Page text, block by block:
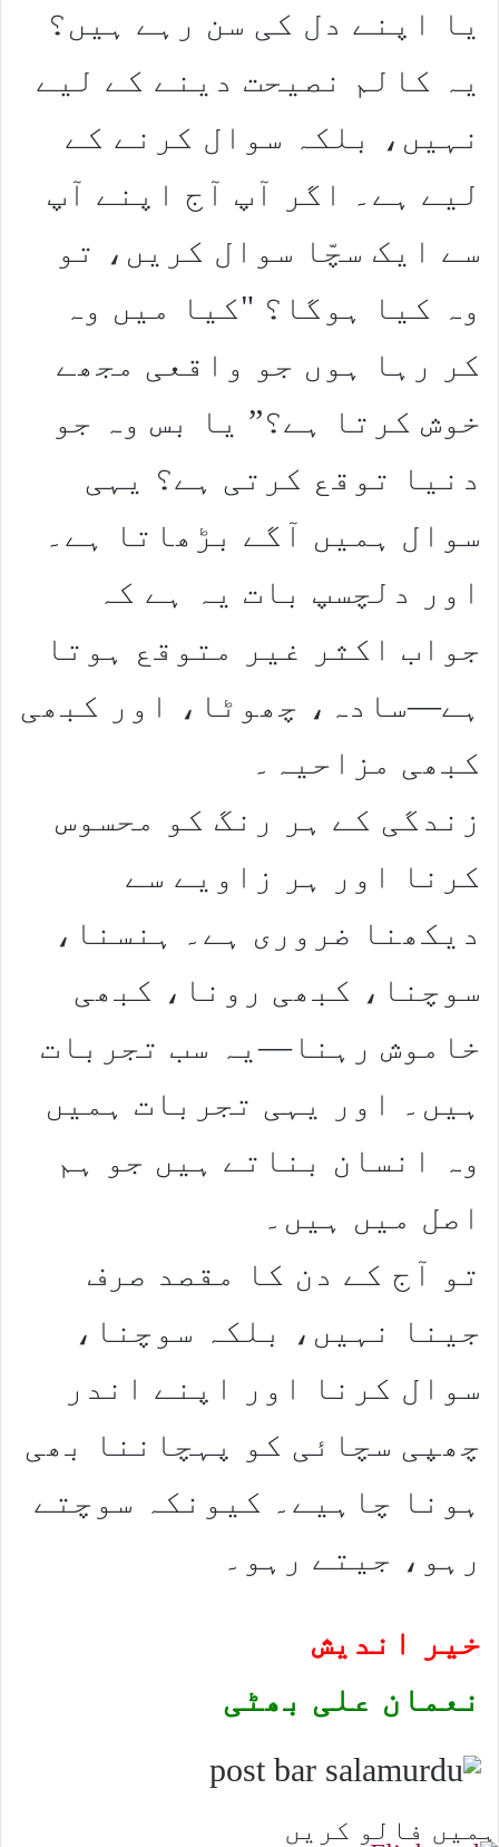
یا اپنے دل کی سن رہے ہیں؟
یہ کالم نصیحت دینے کے لیے
نہیں، بلکہ سوال کرنے کے
لیے ہے۔ اگر آپ آج اپنے آپ
سے ایک سچّا سوال کریں، تو
وہ کیا ہوگا؟ "کیا میں وہ
کر رہا ہوں جو واقعی مجھے
خوش کرتا ہے؟” یا بس وہ جو
دنیا توقع کرتی ہے؟ یہی
سوال ہمیں آگے بڑھاتا ہے۔
اور دلچسپ بات یہ ہے کہ
جواب اکثر غیر متوقع ہوتا
ہے—سادہ، چھوٹا، اور کبھی
کبھی مزاحیہ۔
زندگی کے ہر رنگ کو محسوس
کرنا اور ہر زاویے سے
دیکھنا ضروری ہے۔ ہنسنا،
سوچنا، کبھی رونا، کبھی
خاموش رہنا—یہ سب تجربات
ہیں۔ اور یہی تجربات ہمیں
وہ انسان بناتے ہیں جو ہم
اصل میں ہیں۔
تو آج کے دن کا مقصد صرف
جینا نہیں، بلکہ سوچنا،
سوال کرنا اور اپنے اندر
چھپی سچائی کو پہچاننا بھی
ہونا چاہیے۔ کیونکہ سوچتے
رہو، جیتے رہو۔
خیر اندیش
نعمان علی بھٹی
ہمیں فالو کریں